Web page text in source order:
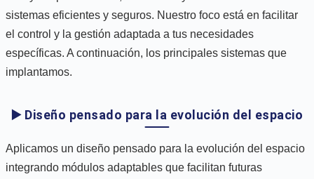
sistemas eficientes y seguros. Nuestro foco está en facilitar
el control y la gestión adaptada a tus necesidades
específicas. A continuación, los principales sistemas que
implantamos.
▶️ Diseño pensado para la evolución del espacio
Aplicamos un diseño pensado para la evolución del espacio
integrando módulos adaptables que facilitan futuras